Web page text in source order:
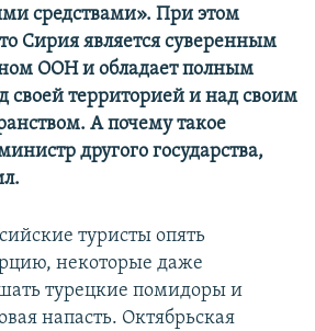
средствами». При этом
Сирия является суверенным
ООН и обладает полным
своей территорией и над своим
А почему такое
другого государства,
туристы опять
некоторые даже
турецкие помидоры и
напасть. Октябрьская